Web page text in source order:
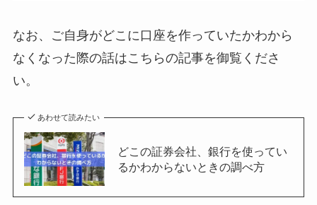
なお、ご自身がどこに口座を作っていたかわから
なくなった際の話はこちらの記事を御覧くださ
い。
あわせて読みたい
どこの証券会社、銀行を使ってい
るかわからないときの調べ方